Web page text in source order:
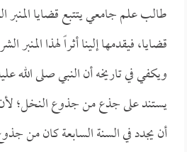
طالب علم جامعي يتتبع قضايا
قضايا، فيقدمها إلينا أثراً لهذا المنبر
ويكفي في تاريخه أن النبي صلى الله
يستند على جذع من جذوع النخل؛ لأن
أن يجدد في السنة السابعة كان من